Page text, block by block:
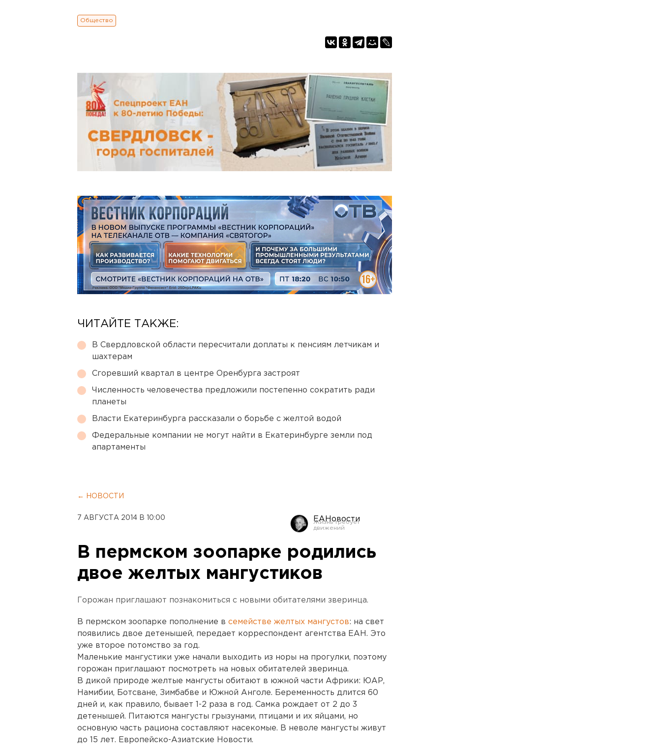
Общество
ЧИТАЙТЕ ТАКЖЕ:
В Свердловской области пересчитали доплаты к пенсиям летчикам и
шахтерам
Сгоревший квартал в центре Оренбурга застроят
Численность человечества предложили постепенно сократить ради
планеты
Власти Екатеринбурга рассказали о борьбе с желтой водой
Федеральные компании не могут найти в Екатеринбурге земли под
апартаменты
← НОВОСТИ
7 АВГУСТА 2014 В 10:00 ЕАНовости
В пермском зоопарке родились
двое желтых мангустиков
Горожан приглашают познакомиться с новыми обитателями зверинца.
В пермском зоопарке пополнение в семействе желтых мангустов: на свет
появились двое детенышей, передает корреспондент агентства ЕАН. Это
уже второе потомство за год.
Маленькие мангустики уже начали выходить из норы на прогулки, поэтому
горожан приглашают посмотреть на новых обитателей зверинца.
В дикой природе желтые мангусты обитают в южной части Африки: ЮАР,
Намибии, Ботсване, Зимбабве и Южной Анголе. Беременность длится 60
дней и, как правило, бывает 1-2 раза в год. Самка рождает от 2 до 3
детенышей. Питаются мангусты грызунами, птицами и их яйцами, но
основную часть рациона составляют насекомые. В неволе мангусты живут
до 15 лет. Европейско-Азиатские Новости.